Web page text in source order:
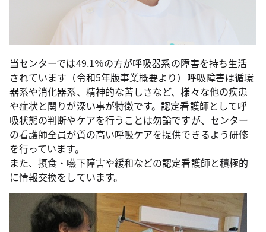
当センターでは49.1％の方が呼吸器系の障害を持ち生活
されています（令和5年版事業概要より）呼吸障害は循環
器系や消化器系、精神的な苦しさなど、様々な他の疾患
や症状と関りが深い事が特徴です。認定看護師として呼
吸状態の判断やケアを行うことは勿論ですが、センター
の看護師全員が質の高い呼吸ケアを提供できるよう研修
を行っています。
また、摂食・嚥下障害や緩和などの認定看護師と積極的
に情報交換をしています。